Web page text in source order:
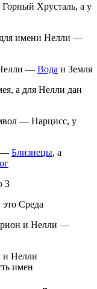
Хрусталь, а у
имени Нелли —
— Вода и Земля
а для Нелли дан
— Нарцисс, у
— Близнецы, а
3
Среда
и Нелли —
имен